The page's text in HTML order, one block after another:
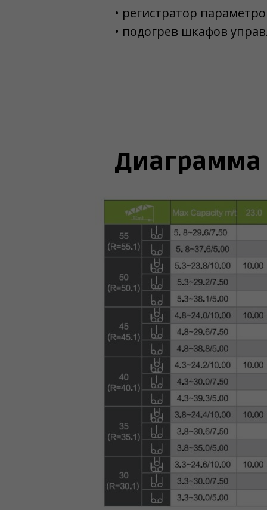
• регистратор
• подогрев шкафов
Диаграмма